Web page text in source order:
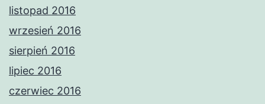
listopad 2016
wrzesień 2016
sierpień 2016
lipiec 2016
czerwiec 2016